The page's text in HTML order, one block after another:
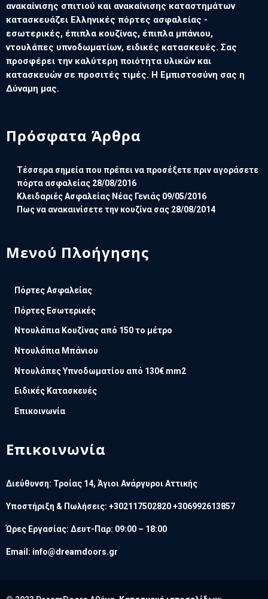
ανακαίνισης σπιτιού και ανακαίνισης καταστημάτων
κατασκευάζει Ελληνικές πόρτες ασφαλείας -
εσωτερικές, έπιπλα κουζίνας, έπιπλα μπάνιου,
ντουλάπες υπνοδωματίων, ειδικές κατασκευές. Σας
προσφέρει την καλύτερη ποιότητα υλικών και
κατασκευών σε προσιτές τιμές. Η Εμπιστοσύνη σας η
Δύναμη μας.
Πρόσφατα Άρθρα
Τέσσερα σημεία που πρέπει να προσέξετε πριν αγοράσετε
πόρτα ασφαλείας 28/08/2016
Κλειδαριές Ασφαλείας Νέας Γενιάς 09/05/2016
Πως να ανακαινίσετε την κουζίνα σας 28/08/2014
Μενού Πλοήγησης
Πόρτες Ασφαλείας
Πόρτες Εσωτερικές
Ντουλάπια Κουζίνας από 150 το μέτρο
Ντουλάπια Μπάνιου
Ντουλάπες Υπνοδωματίου από 130€ mm2
Ειδικές Κατασκευές
Επικοινωνία
Επικοινωνία
Διεύθυνση: Τροίας 14, Άγιοι Ανάργυροι Αττικής
Υποστήριξη & Πωλήσεις: +302117502820 +306992613857
Ώρες Εργασίας: Δευτ-Παρ: 09:00 – 18:00
Email: info@dreamdoors.gr